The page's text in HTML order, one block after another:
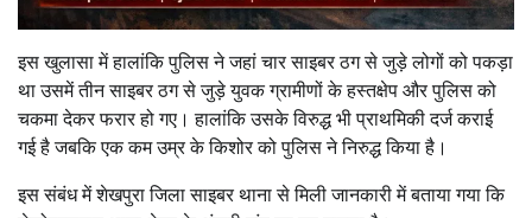
इस खुलासा में हालांकि पुलिस ने जहां चार साइबर ठग से जुड़े लोगों को पकड़ा
था उसमें तीन साइबर ठग से जुड़े युवक ग्रामीणों के हस्तक्षेप और पुलिस को
चकमा देकर फरार हो गए। हालांकि उसके विरुद्ध भी प्राथमिकी दर्ज कराई
गई है जबकि एक कम उम्र के किशोर को पुलिस ने निरुद्ध किया है।
इस संबंध में शेखपुरा जिला साइबर थाना से मिली जानकारी में बताया गया कि